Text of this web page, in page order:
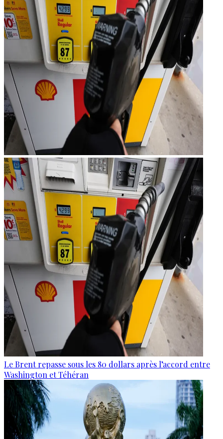
Le Brent repasse sous les 80 dollars après l’accord entre
Washington et Téhéran